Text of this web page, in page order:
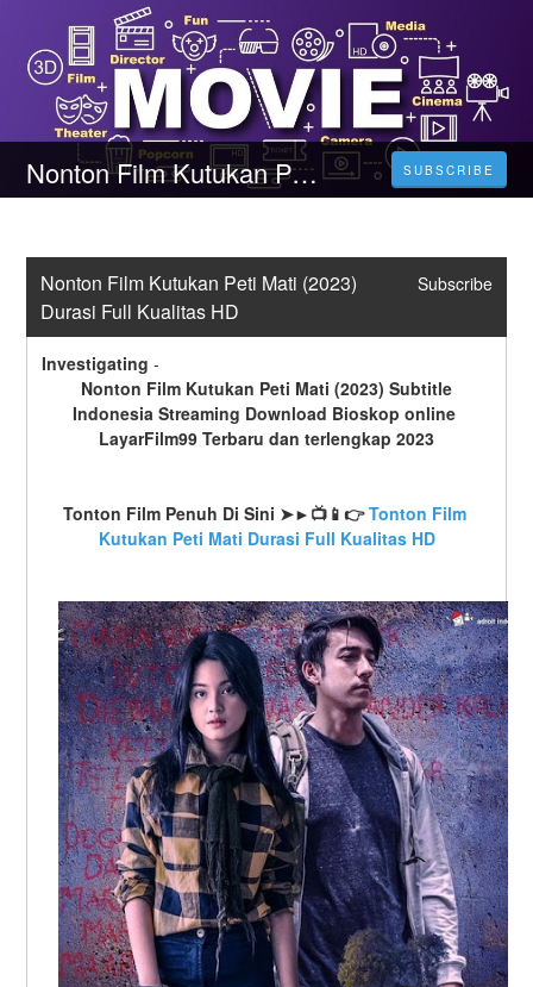
Nonton Film Kutukan Peti Mati (2023) Durasi Full Kualitas HD SUBSCRIBE
Nonton Film Kutukan Peti Mati (2023)
Durasi Full Kualitas HD
Subscribe
Investigating -
Nonton Film Kutukan Peti Mati (2023) Subtitle
Indonesia Streaming Download Bioskop online
LayarFilm99 Terbaru dan terlengkap 2023
Tonton Film Penuh Di Sini ➤►📺📱👉 Tonton Film
Kutukan Peti Mati Durasi Full Kualitas HD